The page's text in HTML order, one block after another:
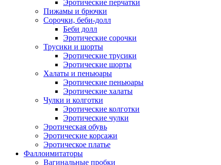
Эротические перчатки
Пижамы и брючки
Сорочки, беби-долл
Беби долл
Эротические сорочки
Трусики и шорты
Эротические трусики
Эротические шорты
Халаты и пеньюары
Эротические пеньюары
Эротические халаты
Чулки и колготки
Эротические колготки
Эротические чулки
Эротическая обувь
Эротические корсажи
Эротическое платье
Фаллоимитаторы
Вагинальные пробки